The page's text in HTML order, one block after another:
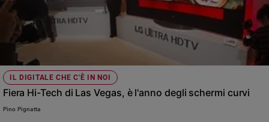
giorno
Santo
del
giorno
Società
e
valori
IL DIGITALE CHE C'È IN NOI
Fiera Hi-Tech di Las Vegas, è l'anno degli schermi curvi
Pino Pignatta